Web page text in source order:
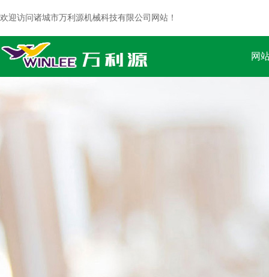
欢迎访问诸城市万利源机械科技有限公司网站！
网